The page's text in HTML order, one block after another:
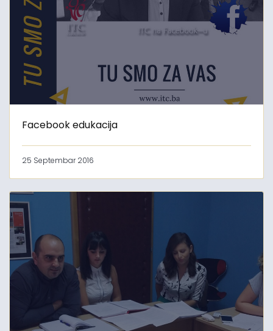
Facebook edukacija
25 Septembar 2016